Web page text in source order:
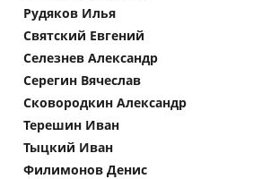
Рудяков Илья
Святский Евгений
Селезнев Александр
Серегин Вячеслав
Сковородкин Александр
Терешин Иван
Тыцкий Иван
Филимонов Денис